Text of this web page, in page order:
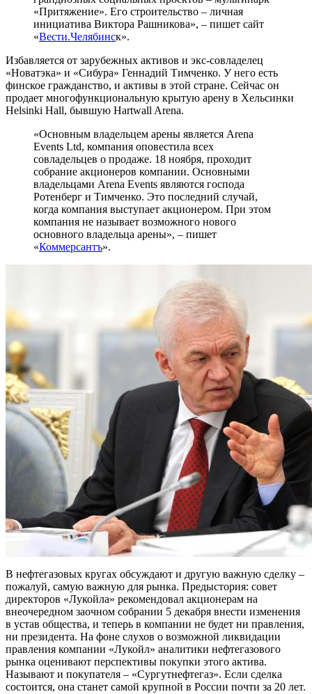
«Притяжение». Его строительство – личная
инициатива Виктора Рашникова», – пишет сайт
«Вести.Челябинск».
Избавляется от зарубежных активов и экс-совладелец
«Новатэка» и «Сибура» Геннадий Тимченко. У него есть
финское гражданство, и активы в этой стране. Сейчас он
продает многофункциональную крытую арену в Хельсинки
Helsinki Hall, бывшую Hartwall Arena.
«Основным владельцем арены является Arena
Events Ltd, компания оповестила всех
совладельцев о продаже. 18 ноября, проходит
собрание акционеров компании. Основными
владельцами Arena Events являются господа
Ротенберг и Тимченко. Это последний случай,
когда компания выступает акционером. При этом
компания не называет возможного нового
основного владельца арены», – пишет
«Коммерсантъ».
В нефтегазовых кругах обсуждают и другую важную сделку –
пожалуй, самую важную для рынка. Предыстория: совет
директоров «Лукойла» рекомендовал акционерам на
внеочередном заочном собрании 5 декабря внести изменения
в устав общества, и теперь в компании не будет ни правления,
ни президента. На фоне слухов о возможной ликвидации
правления компании «Лукойл» аналитики нефтегазового
рынка оценивают перспективы покупки этого актива.
Называют и покупателя – «Сургутнефтегаз». Если сделка
состоится, она станет самой крупной в России почти за 20 лет.